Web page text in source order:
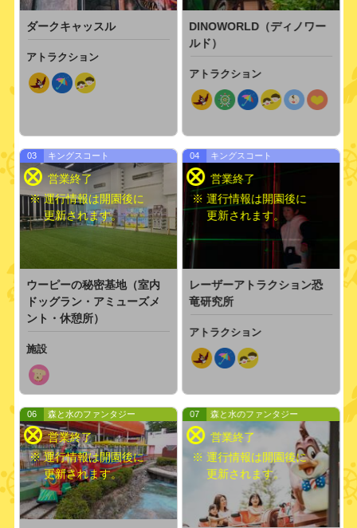
コースター
と一緒
0〜2歳児
乗車可
この季節
おすすめ！
自然・動物
ふれあい
※小学生以下は原則保護者（中学生以上）の同乗が
※身長制限は各アトラクションページでご確認くだ
ダークキャッスル
アトラクション
DINOWORLD（ディノワー
ルド）
アトラクション
03 キングスコート
※ 運行情報は開園後に
更新されます。
ウーピーの秘密基地（室内
ドッグラン・アミューズメ
ント・休憩所）
施設
04 キングスコート
※ 運行情報は開園後に
更新されます。
レーザーアトラクション恐
竜研究所
アトラクション
06 森と水のファンタジー
※ 運行情報は開園後に
更新されます。
07 森と水のファンタジー
※ 運行情報は開園後に
更新されます。